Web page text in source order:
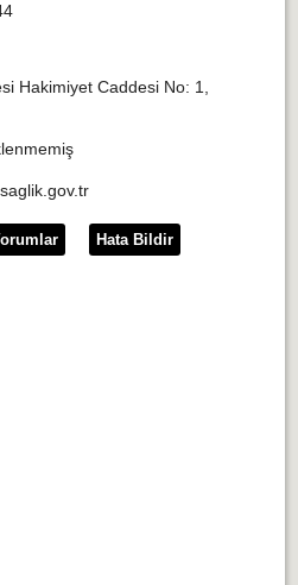
Hakimiyet Caddesi No: 1,
Hata Bildir